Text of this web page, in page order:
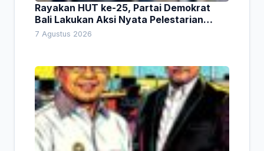
Rayakan HUT ke-25, Partai Demokrat
Bali Lakukan Aksi Nyata Pelestarian
Lingkungan
7 Agustus 2026